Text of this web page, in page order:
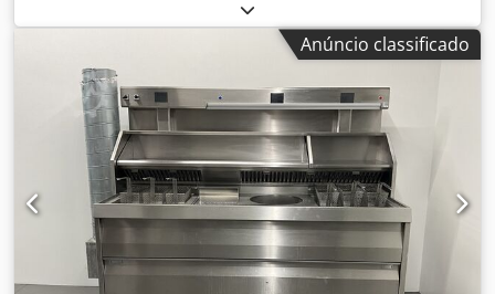
mm, 800 mm, 1000 mm, 1200 mm, 1400 mm. Comprimento
superior a 70 m Corredores de serviço opcionais Dkodpfx
Anúncio classificado